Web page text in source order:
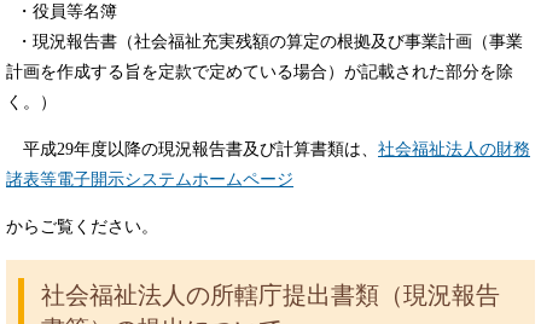
・役員等名簿
・現況報告書（社会福祉充実残額の算定の根拠及び事業計画（事業
計画を作成する旨を定款で定めている場合）が記載された部分を除
く。）
平成29年度以降の現況報告書及び計算書類は、 社会福祉法人の財務
諸表等電子開示システムホームページ
からご覧ください。
社会福祉法人の所轄庁提出書類（現況報告